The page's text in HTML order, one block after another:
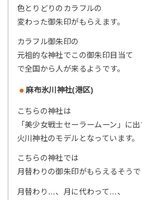
色とりどりのカラフルの
変わった御朱印がもらえます。
カラフル御朱印の
元祖的な神社でこの御朱印目当て
で全国から人が来るようです。
麻布氷川神社(港区)
こちらの神社は
「美少女戦士セーラームーン」に出
火川神社のモデルとなっています。
こちらの神社では
月替わりの御朱印がもらえるそうで
月替わり…、月に代わって…、